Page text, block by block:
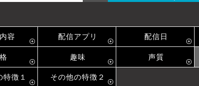
容 配信アプリ 配信日
趣味 声質
特徴１ その他の特徴２